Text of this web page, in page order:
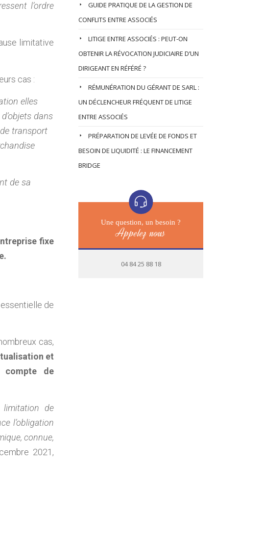
l’ordre
limitative
cas :
elles
dans
transport
de sa
fixe
de
cas,
et
compte de
de
l’obligation
connue,
2021,
GUIDE PRATIQUE DE LA GESTION DE
CONFLITS ENTRE ASSOCIÉS
LITIGE ENTRE ASSOCIÉS : PEUT-ON
OBTENIR LA RÉVOCATION JUDICIAIRE D’UN
DIRIGEANT EN RÉFÉRÉ ?
RÉMUNÉRATION DU GÉRANT DE SARL :
UN DÉCLENCHEUR FRÉQUENT DE LITIGE
ENTRE ASSOCIÉS
PRÉPARATION DE LEVÉE DE FONDS ET
BESOIN DE LIQUIDITÉ : LE FINANCEMENT
BRIDGE
Une question, un besoin ?
Appelez nous
04 84 25 88 18